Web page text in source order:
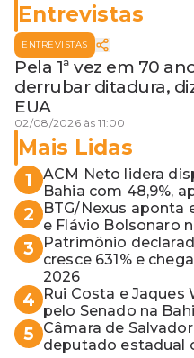
Entrevistas
ENTREVISTAS
Pela 1ª vez em 70
derrubar ditadura,
EUA
02/08/2026 às 11:00
Mais Lidas
1
ACM Neto lidera
Bahia com 48,9%,
2
BTG/Nexus aponta
e Flávio Bolsonaro
3
Patrimônio
cresce 631% e
2026
4
Rui Costa e
pelo Senado na
5
Câmara de
deputado estadual